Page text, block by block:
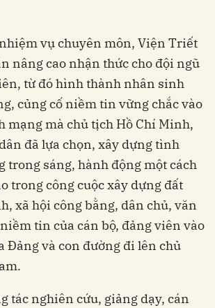
vụ chuyên môn, Viện Triết
nâng cao nhận thức cho đội ngũ
từ đó hình thành nhân sinh
củng cố niềm tin vững chắc vào
mạng mà chủ tịch Hồ Chí Minh,
đã lựa chọn, xây dựng tình
trong sáng, hành động một cách
trong công cuộc xây dựng đất
xã hội công bằng, dân chủ, văn
tin của cán bộ, đảng viên vào
Đảng và con đường đi lên chủ
tác nghiên cứu, giảng dạy, cán